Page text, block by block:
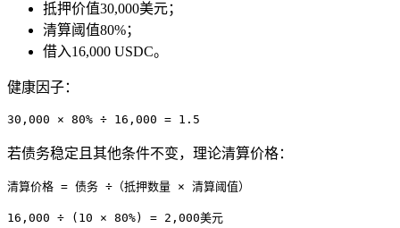
抵押价值30,000美元；
清算阈值80%；
借入16,000 USDC。
健康因子：
30,000 × 80% ÷ 16,000 = 1.5
若债务稳定且其他条件不变，理论清算价格：
清算价格 = 债务 ÷（抵押数量 × 清算阈值）
16,000 ÷ (10 × 80%) = 2,000美元